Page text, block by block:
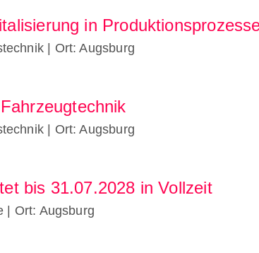
in
| Ort: Augsburg
| Ort: Augsburg
bis 31.07.2028 in Vollzeit
| Ort: Augsburg